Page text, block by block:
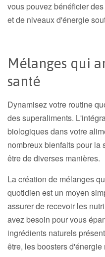
vous pouvez bénéficier
et de niveaux d'énergie
Mélanges qui
santé
Dynamisez votre routine
des superaliments.
biologiques dans votre
nombreux bienfaits pour la
être de diverses manières.
La création de mélanges
quotidien est un moyen
assurer de recevoir les
avez besoin pour vous
ingrédients naturels
être, les boosters